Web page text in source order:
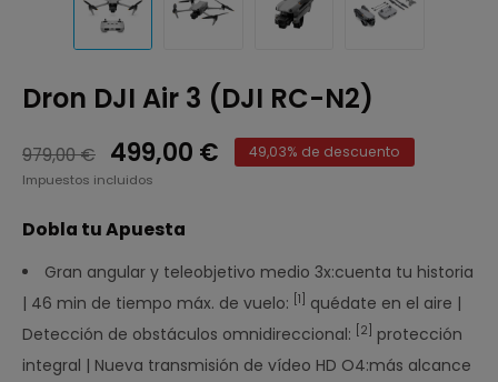
Dron DJI Air 3 (DJI RC-N2)
979,00 € 499,00 € 49,03% de descuento
Impuestos incluidos
Dobla tu Apuesta
Gran angular y teleobjetivo medio 3x:cuenta tu historia
| 46 min de tiempo máx. de vuelo: [1]
quédate en el aire |
Detección de obstáculos omnidireccional:
[2]
protección
integral | Nueva transmisión de vídeo HD O4:más alcance